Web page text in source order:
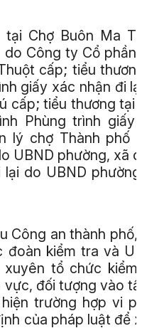
Chợ Buôn Ma
Công ty Cổ phần
cấp; tiểu
giấy xác nhận đi
cấp; tiểu thương tại
Phùng trình giấy
lý chợ Thành phố
UBND phường, xã
do UBND
Công an thành phố,
đoàn kiểm tra và
tổ chức kiểm
đối tượng vào
trường hợp vi
của pháp luật để